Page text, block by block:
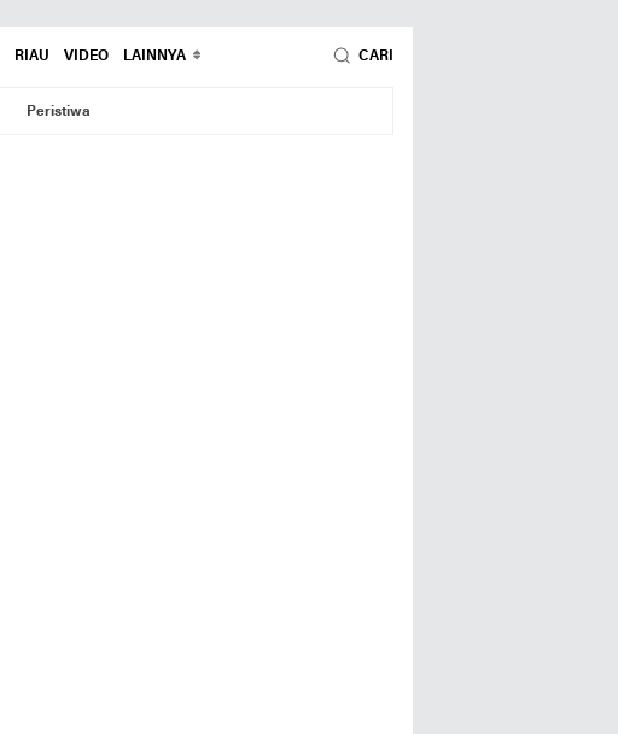
RIAU VIDEO LAINNYA CARI
Peristiwa